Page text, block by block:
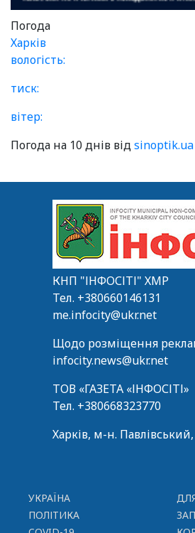
Погода
Харків
вологість:
тиск:
вітер:
Погода на 10 днів відsinoptik.ua
КНП "ІНФОСІТІ" ХМР
Тел. +380660146131
me.infocity@ukr.net
Щодо розміщення
infocity.news@ukr.net
ТОВ «ГАЗЕТА «ІНФОСІТІ»
Тел. +380668323770
Харків, м-н.
УКРАЇНА
ПОЛІТИКА